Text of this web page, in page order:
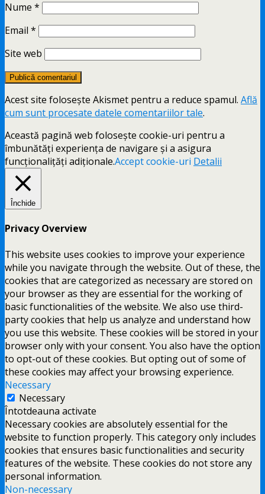
Nume *
Email *
Site web
Acest site folosește Akismet pentru a reduce spamul. Află
cum sunt procesate datele comentariilor tale.
Această pagină web folosește cookie-uri pentru a
îmbunătăți experiența de navigare și a asigura
funcționalițăți adiționale.Accept cookie-uri Detalii
Închide
Privacy Overview
This website uses cookies to improve your experience
while you navigate through the website. Out of these, the
cookies that are categorized as necessary are stored on
your browser as they are essential for the working of
basic functionalities of the website. We also use third-
party cookies that help us analyze and understand how
you use this website. These cookies will be stored in your
browser only with your consent. You also have the option
to opt-out of these cookies. But opting out of some of
these cookies may affect your browsing experience.
Necessary
Necessary
Întotdeauna activate
Necessary cookies are absolutely essential for the
website to function properly. This category only includes
cookies that ensures basic functionalities and security
features of the website. These cookies do not store any
personal information.
Non-necessary